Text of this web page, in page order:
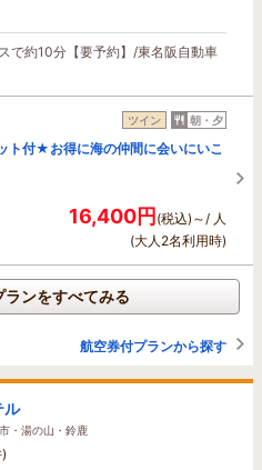
約10分【要予約】/東名阪自動車
ツイン 朝・夕
ト付★お得に海の仲間に会いにいこ
16,400円(税込)～/ 人
(大人2名利用時)
ランをすべてみる
航空券付プランから探す
ル
・湯の山・鈴鹿